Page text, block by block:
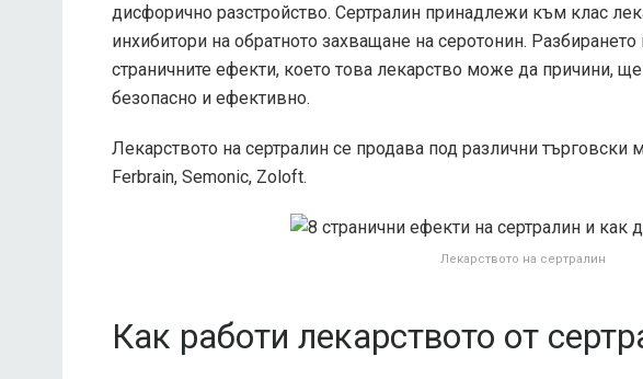
дисфорично разстройство. Сертралин принадлежи към клас
инхибитори на обратното захващане на серотонин. Разбирането
страничните ефекти, което това лекарство може да причини,
безопасно и ефективно.
Лекарството на сертралин се продава под различни търговски
Ferbrain, Semonic, Zoloft.
Лекарството на сертралин
Как работи лекарството от